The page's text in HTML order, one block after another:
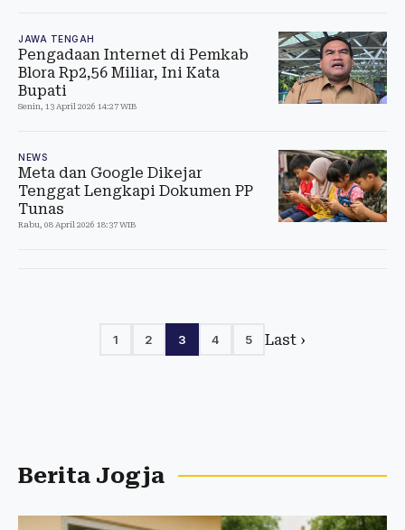
JAWA TENGAH
Pengadaan Internet di Pemkab
Blora Rp2,56 Miliar, Ini Kata
Bupati
Senin, 13 April 2026 14:27 WIB
NEWS
Meta dan Google Dikejar
Tenggat Lengkapi Dokumen PP
Tunas
Rabu, 08 April 2026 18:37 WIB
1 2 3 4 5 Last ›
Berita Jogja